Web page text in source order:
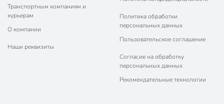
Транспортным компаниям и
курьерам
О компании
Наши реквизиты
Политика обработки
персональных данных
Пользовательское соглашение
Согласие на обработку
персональных данных
Рекомендательные технологии